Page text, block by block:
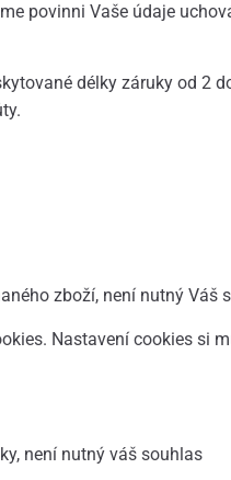
povinni Vaše údaje
délky záruky od 2
zboží, není nutný Váš
Nastavení cookies si
není nutný váš souhlas